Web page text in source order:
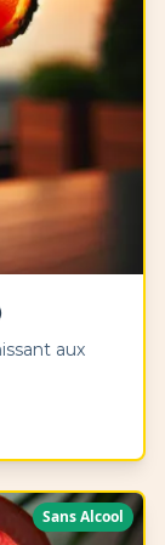
aux
Sans Alcool